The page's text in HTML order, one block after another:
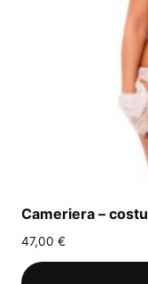
Cameriera –
47,00 €